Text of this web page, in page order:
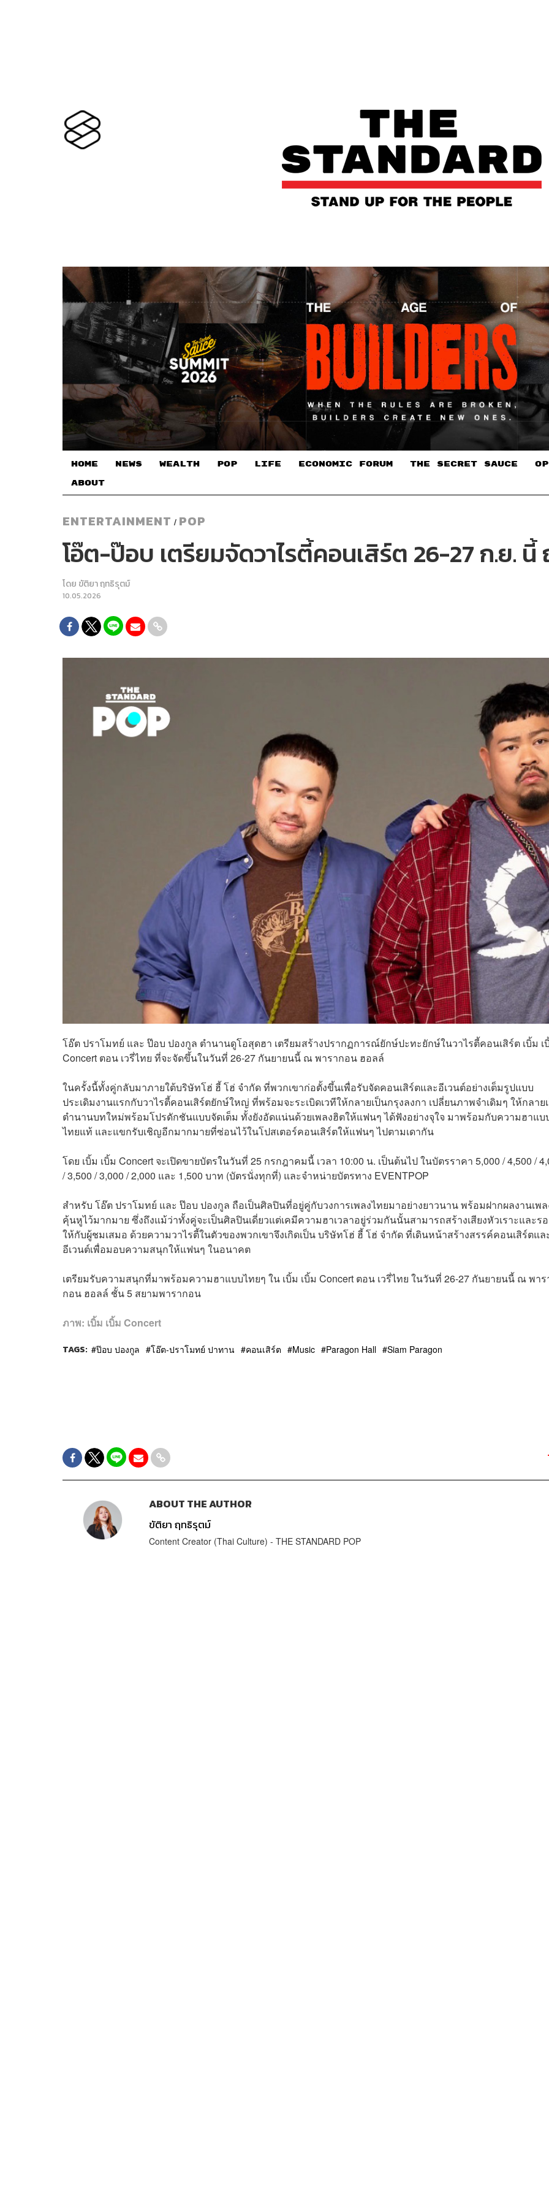
HOME NEWS WEALTH POP LIFE ECONOMIC FORUM THE SECRET SAUCE​
ABOUT
ENTERTAINMENT / POP
โอ๊ต-ป๊อบ เตรียมจัดวาไรตี้คอนเสิร์ต 26-27 ก.ย.
โดย ขัติยา ฤทธิรุตม์
10.05.2026
โอ๊ต ปราโมทย์ และ ป๊อบ ปองกูล ตำนานดูโอสุดฮา เตรียมสร้างปรากฏการณ์ยักษ์ปะทะยักษ์ในวาไรตี้คอนเสิร์ต เบิ้ม เ
Concert ตอน เวรี่ไทย ที่จะจัดขึ้นในวันที่ 26-27 กันยายนนี้ ณ พารากอน ฮอลล์
ในครั้งนี้ทั้งคู่กลับมาภายใต้บริษัทโฮ่ ฮี้ โฮ่ จำกัด ที่พวกเขาก่อตั้งขึ้นเพื่อรับจัดคอนเสิร์ตและอีเวนต์อย่างเต็มรูปแบบ
ประเดิมงานแรกกับวาไรตี้คอนเสิร์ตยักษ์ใหญ่ ที่พร้อมจะระเบิดเวทีให้กลายเป็นกรุงลงกา เปลี่ยนภาพจำเดิมๆ ให้กลาย
ตำนานบทใหม่พร้อมโปรดักชันแบบจัดเต็ม ทั้งยังอัดแน่นด้วยเพลงฮิตให้แฟนๆ ได้ฟังอย่างจุใจ มาพร้อมกับความฮาแบ
ไทยแท้ และแขกรับเชิญอีกมากมายที่ซ่อนไว้ในโปสเตอร์คอนเสิร์ตให้แฟนๆ ไปตามเดากัน
โดย เบิ้ม เบิ้ม Concert จะเปิดขายบัตรในวันที่ 25 กรกฎาคมนี้ เวลา 10:00 น. เป็นต้นไป ในบัตรราคา 5,000 / 4,500 /
/ 3,500 / 3,000 / 2,000 และ 1,500 บาท (บัตรนั่งทุกที่) และจำหน่ายบัตรทาง EVENTPOP
สำหรับ โอ๊ต ปราโมทย์ และ ป๊อบ ปองกูล ถือเป็นศิลปินที่อยู่คู่กับวงการเพลงไทยมาอย่างยาวนาน พร้อมฝากผลงานเพ
คุ้นหูไว้มากมาย ซึ่งถึงแม้ว่าทั้งคู่จะเป็นศิลปินเดี่ยวแต่เคมีความฮาเวลาอยู่ร่วมกันนั้นสามารถสร้างเสียงหัวเราะและร
ให้กับผู้ชมเสมอ ด้วยความวาไรตี้ในตัวของพวกเขาจึงเกิดเป็น บริษัทโฮ่ ฮี้ โฮ่ จำกัด ที่เดินหน้าสร้างสรรค์คอนเสิร์ตแล
อีเวนต์เพื่อมอบความสนุกให้แฟนๆ ในอนาคต
เตรียมรับความสนุกที่มาพร้อมความฮาแบบไทยๆ ใน เบิ้ม เบิ้ม Concert ตอน เวรี่ไทย ในวันที่ 26-27 กันยายนนี้ ณ พาร
กอน ฮอลล์ ชั้น 5 สยามพารากอน
ภาพ: เบิ้ม เบิ้ม Concert
TAGS: ป๊อบ ปองกูล โอ๊ต-ปราโมทย์ ปาทาน คอนเสิร์ต Music Paragon Hall Siam Paragon
ABOUT THE AUTHOR
ขัติยา ฤทธิรุตม์
Content Creator (Thai Culture) - THE STANDARD POP